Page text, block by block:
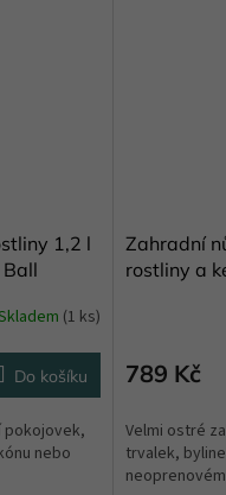
1,2 l
(1 ks)
Do košíku
pokojovek,
nebo
Zahradní
rostliny a
789 Kč
Velmi ostré
trvalek,